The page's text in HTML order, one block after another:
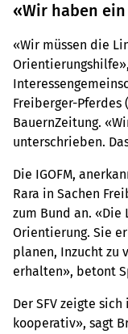
«Wir haben
«Wir müssen die
Freiberger-Pferdes
BauernZeitung.
unterschrieben.
Die IGOFM,
Rara in Sachen
zum Bund an.
Orientierung. Sie
planen, Inzucht zu
erhalten», betont
Der SFV zeigte
kooperativ», sagt